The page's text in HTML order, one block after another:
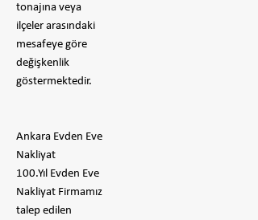
tonajına veya
ilçeler arasındaki
mesafeye göre
değişkenlik
göstermektedir.
Ankara Evden Eve
Nakliyat
100.Yıl Evden Eve
Nakliyat Firmamız
talep edilen